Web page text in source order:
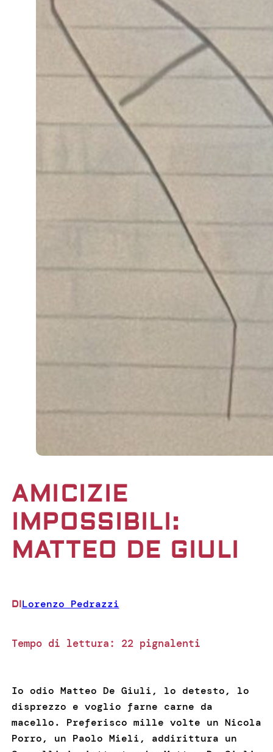
AMICIZIE
IMPOSSIBILI:
MATTEO DE GIULI
DILorenzo Pedrazzi
Tempo di lettura: 22 pignalenti
Io odio Matteo De Giuli, lo detesto, lo
disprezzo e voglio farne carne da
macello. Preferisco mille volte un Nicola
Porro, un Paolo Mieli, addirittura un